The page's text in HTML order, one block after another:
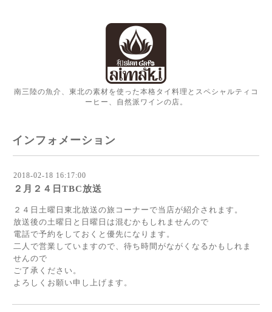
南三陸の魚介、東北の素材を使った本格タイ料理とスペシャルティコ
ーヒー、自然派ワインの店。
インフォメーション
2018-02-18 16:17:00
２月２４日TBC放送
２４日土曜日東北放送の旅コーナーで当店が紹介されます。
放送後の土曜日と日曜日は混むかもしれませんので
電話で予約をしておくと優先になります。
二人で営業していますので、待ち時間がながくなるかもしれま
せんので
ご了承ください。
よろしくお願い申し上げます。